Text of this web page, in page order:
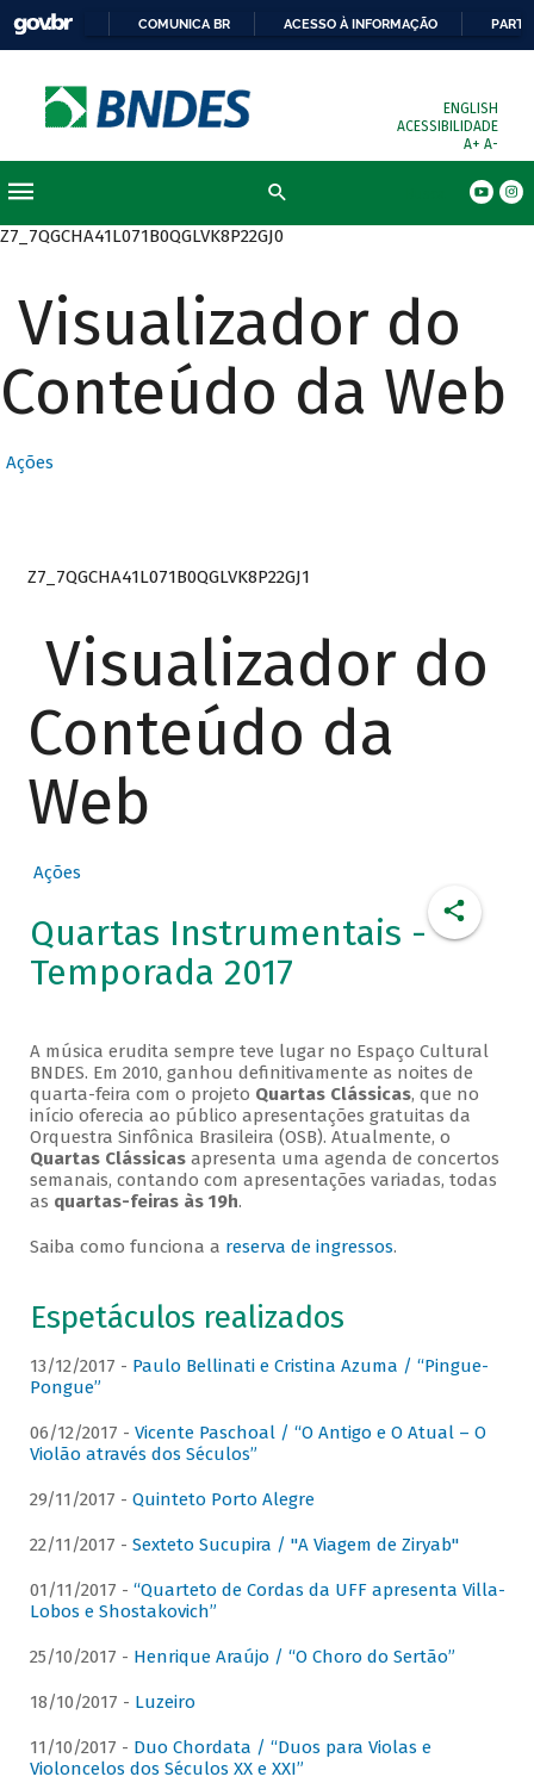
COMUNICA BR ACESSO À INFORMAÇÃO
ENGLISH
ACESSIBILIDADE
A+ A-
Z7_7QGCHA41L071B0QGLVK8P22GJ0
Visualizador do
Conteúdo da Web
Ações
Z7_7QGCHA41L071B0QGLVK8P22GJ1
Visualizador do
Conteúdo da
Web
Ações
Quartas Instrumentais -
Temporada 2017
A música erudita sempre teve lugar no Espaço Cultural
BNDES. Em 2010, ganhou definitivamente as noites de
quarta-feira com o projeto Quartas Clássicas, que no
início oferecia ao público apresentações gratuitas da
Orquestra Sinfônica Brasileira (OSB). Atualmente, o
Quartas Clássicasapresenta uma agenda de concertos
semanais, contando com apresentações variadas, todas
as quartas-feiras às 19h.
Saiba como funciona a reserva de ingressos.
Espetáculos realizados
13/12/2017 - Paulo Bellinati e Cristina Azuma / “Pingue-
Pongue”
06/12/2017 - Vicente Paschoal / “O Antigo e O Atual – O
Violão através dos Séculos”
29/11/2017 - Quinteto Porto Alegre
22/11/2017 - Sexteto Sucupira / "A Viagem de Ziryab"
01/11/2017 - “Quarteto de Cordas da UFF apresenta Villa-
Lobos e Shostakovich”
25/10/2017 - Henrique Araújo / “O Choro do Sertão”
18/10/2017 - Luzeiro
11/10/2017 - Duo Chordata / “Duos para Violas e
Violoncelos dos Séculos XX e XXI”